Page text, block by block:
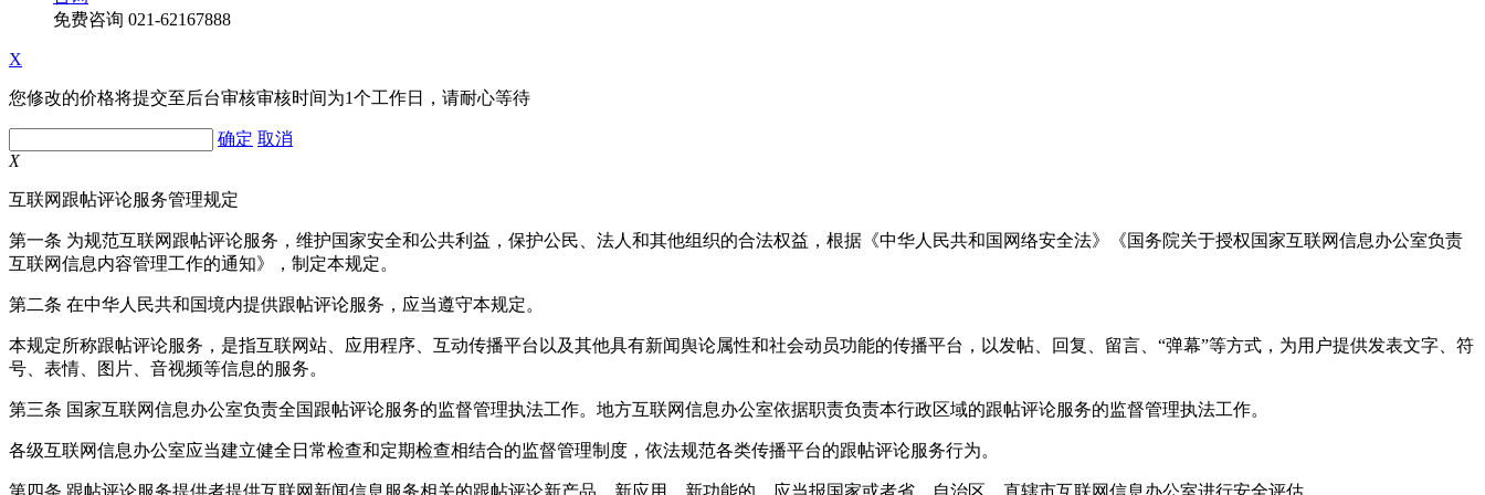
免费咨询 021-62167888
X
您修改的价格将提交至后台审核审核时间为1个工作日，请耐心等待
确定 取消
X
互联网跟帖评论服务管理规定
第一条 为规范互联网跟帖评论服务，维护国家安全和公共利益，保护公民、法人和其他组织的合法权益，根据《中华人民共和国网络安全法》《国务院关于授权国家互联网信息办公室负责
互联网信息内容管理工作的通知》，制定本规定。
第二条 在中华人民共和国境内提供跟帖评论服务，应当遵守本规定。
本规定所称跟帖评论服务，是指互联网站、应用程序、互动传播平台以及其他具有新闻舆论属性和社会动员功能的传播平台，以发帖、回复、留言、“弹幕”等方式，为用户提供发表文字、符
号、表情、图片、音视频等信息的服务。
第三条 国家互联网信息办公室负责全国跟帖评论服务的监督管理执法工作。地方互联网信息办公室依据职责负责本行政区域的跟帖评论服务的监督管理执法工作。
各级互联网信息办公室应当建立健全日常检查和定期检查相结合的监督管理制度，依法规范各类传播平台的跟帖评论服务行为。
第四条 跟帖评论服务提供者提供互联网新闻信息服务相关的跟帖评论新产品、新应用、新功能的，应当报国家或者省、自治区、直辖市互联网信息办公室进行安全评估。